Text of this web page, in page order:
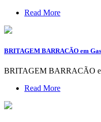
Read More
BRITAGEM BARRACÃO em
BRITAGEM BARRACÃO
Read More